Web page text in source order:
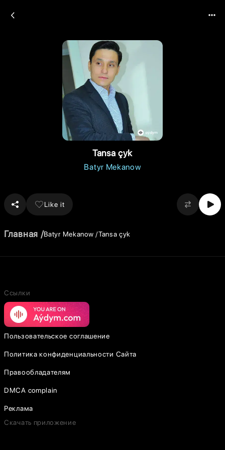
Tansa çyk
Batyr Mekanow
Like it
Главная Batyr Mekanow Tansa çyk
Ссылки
Пользовательское соглашение
Политика конфиденциальности Сайта
Правообладателям
DMCA complain
Реклама
Скачать приложение